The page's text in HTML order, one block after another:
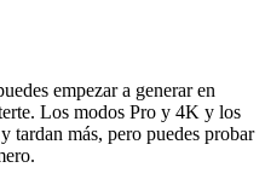
empezar a generar en
Los modos Pro y 4K y los
tardan más, pero puedes probar